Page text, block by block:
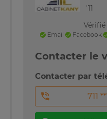
'11
Vérifié
Email Facebook
Contacter le
Contacter par
711